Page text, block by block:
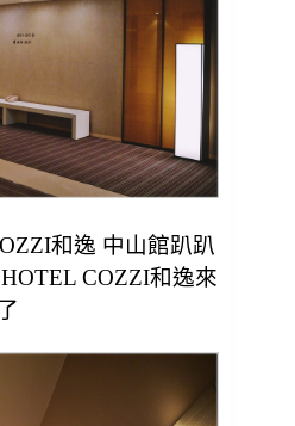
和逸 中山館趴趴
COZZI和逸來